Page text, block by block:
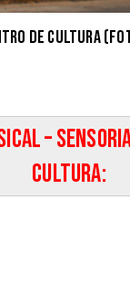
de Cultura
–
Cultura: